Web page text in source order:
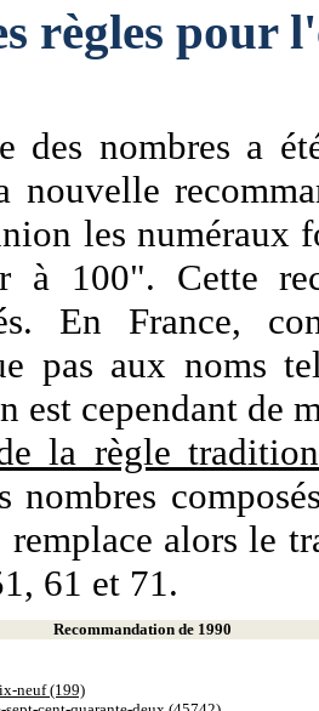
règles pour
des nombres a
nouvelle
les numéraux
à 100". Cette
En France,
pas aux noms
est cependant de
la règle
nombres
alors le
61 et 71.
Recommandation de 1990
neuf (199)